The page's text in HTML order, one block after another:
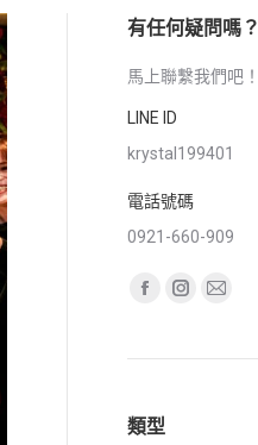
有任何疑問嗎？
馬上聯繫我們吧！
LINE ID
krystal199401
電話號碼
0921-660-909
Find us on:
Facebook
opens
new
Instagram
opens
Mail
類型